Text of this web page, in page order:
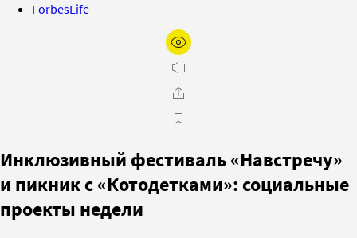
ForbesLife
Инклюзивный фестиваль «Навстречу»
и пикник с «Котодетками»: социальные
проекты недели